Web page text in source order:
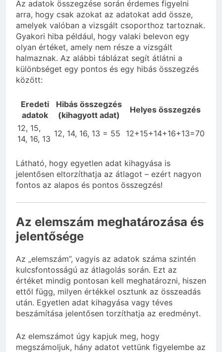
Az adatok összegzése során érdemes figyelni
arra, hogy csak azokat az adatokat add össze,
amelyek valóban a vizsgált csoporthoz tartoznak.
Gyakori hiba például, hogy valaki belevon egy
olyan értéket, amely nem része a vizsgált
halmaznak. Az alábbi táblázat segít átlátni a
különbséget egy pontos és egy hibás összegzés
között:
Eredeti
adatok
Hibás összegzés
(kihagyott adat)
Helyes összegzés
12, 15,
14, 16, 13
12, 14, 16, 13 = 55 12+15+14+16+13=70
Látható, hogy egyetlen adat kihagyása is
jelentősen eltorzíthatja az átlagot – ezért nagyon
fontos az alapos és pontos összegzés!
Az elemszám meghatározása és
jelentősége
Az „elemszám”, vagyis az adatok száma szintén
kulcsfontosságú az átlagolás során. Ezt az
értéket mindig pontosan kell meghatározni, hiszen
ettől függ, milyen értékkel osztunk az összeadás
után. Egyetlen adat kihagyása vagy téves
beszámítása jelentősen torzíthatja az eredményt.
Az elemszámot úgy kapjuk meg, hogy
megszámoljuk, hány adatot vettünk figyelembe az